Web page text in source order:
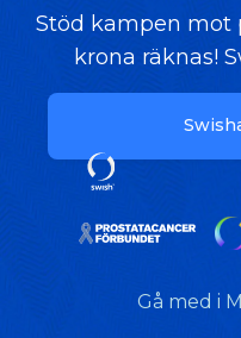
Stöd kampen mot
krona räknas!
Gå med i